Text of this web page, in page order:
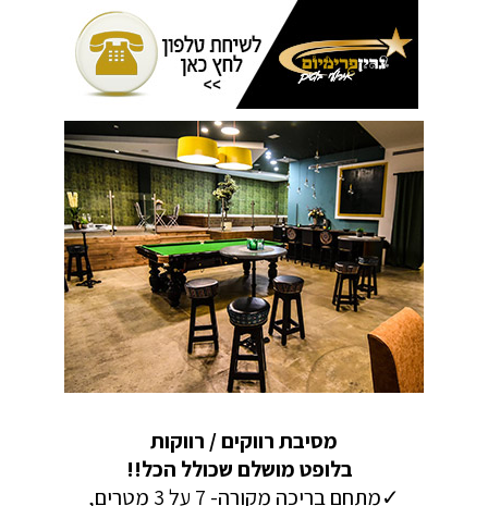
מסיבת רווקים / רווקות
בלופט מושלם שכולל הכל!!
✓מתחם בריכה מקורה- 7 על 3 מטרים,